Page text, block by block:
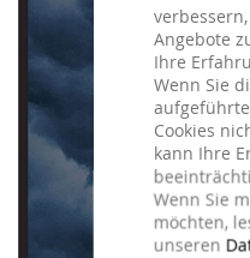
Angebote
Ihre
Wenn Sie
Cookies
kann Ihre
Wenn Sie
möchten,
unseren